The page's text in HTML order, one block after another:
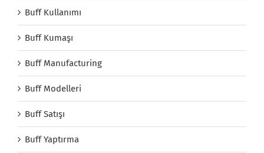
Buff Kullanımı
Buff Kumaşı
Buff Manufacturing
Buff Modelleri
Buff Satışı
Buff Yaptırma